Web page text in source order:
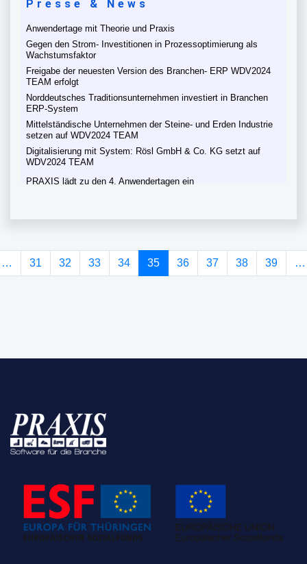
Presse & News
Anwendertage mit Theorie und Praxis
Gegen den Strom- Investitionen in Prozessoptimierung als
Wachstumsfaktor
Freigabe der neuesten Version des Branchen- ERP WDV2024
TEAM erfolgt
Norddeutsches Traditionsunternehmen investiert in Branchen
ERP-System
Mittelständische Unternehmen der Steine- und Erden Industrie
setzen auf WDV2024 TEAM
Digitalisierung mit System: Rösl GmbH & Co. KG setzt auf
WDV2024 TEAM
PRAXIS lädt zu den 4. Anwendertagen ein
… 31 32 33 34 35(current)
36 37 38 39 …